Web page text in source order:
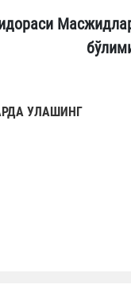
УЛАШИНГ